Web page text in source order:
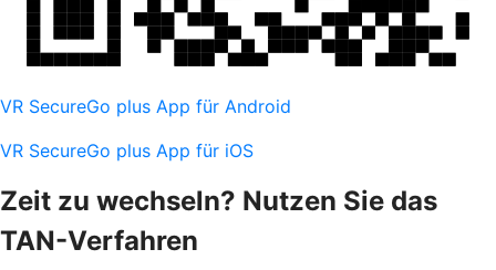
VR SecureGo plus App für Android
VR SecureGo plus App für iOS
Zeit zu wechseln? Nutzen Sie das
TAN-Verfahren